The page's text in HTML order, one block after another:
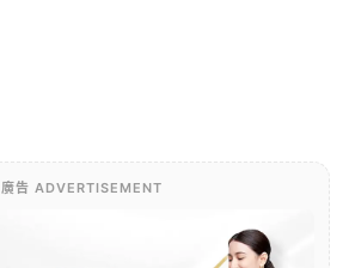
廣告 ADVERTISEMENT